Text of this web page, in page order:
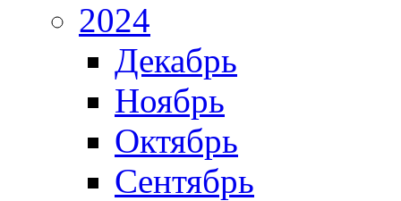
2024
Декабрь
Ноябрь
Октябрь
Сентябрь